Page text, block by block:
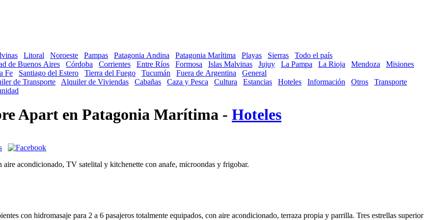
Litoral Noroeste Pampas Patagonia Andina Patagonia Marítima Playas Sierras
Todo el país
de Buenos Aires
Córdoba Corrientes Entre Ríos Formosa Islas Malvinas Jujuy La Pampa La Rioja Mendoza
Misiones
Fe
Santiago del Estero Tierra del Fuego Tucumán Fuera de Argentina
General
de Transporte
Alquiler de Viviendas Cabañas Caza y Pesca Cultura Estancias Hoteles Información Otros
Transporte
Apart en Patagonia Marítima - Hoteles
acondicionado, TV satelital y kitchenette con anafe, microondas y frigobar.
con hidromasaje para 2 a 6 pasajeros totalmente equipados, con aire acondicionado, terraza propia y parrilla. Tres estrellas superior